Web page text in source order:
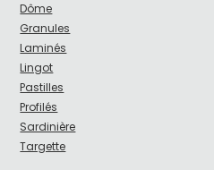
Dôme
Granules
Laminés
Lingot
Pastilles
Profilés
Sardinière
Targette